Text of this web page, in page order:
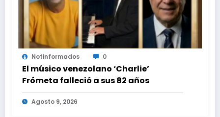
Notinformados 0
El músico venezolano ‘Charlie’
Frómeta falleció a sus 82 años
Agosto 9, 2026